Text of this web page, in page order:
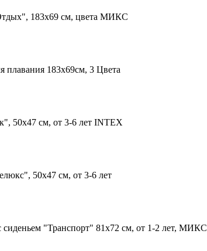
183х69 см, цвета МИКС
плавания 183х69см, 3 Цвета
50х47 см, от 3-6 лет INTEX
50х47 см, от 3-6 лет
сиденьем "Транспорт" 81х72 см, от 1-2 лет, МИКС